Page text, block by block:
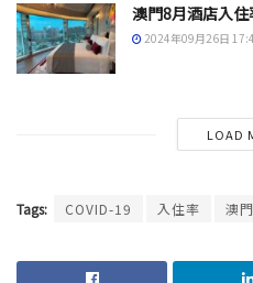
澳門8月酒店入
2024年09月26日
LOAD
Tags: COVID-19 入住率 澳